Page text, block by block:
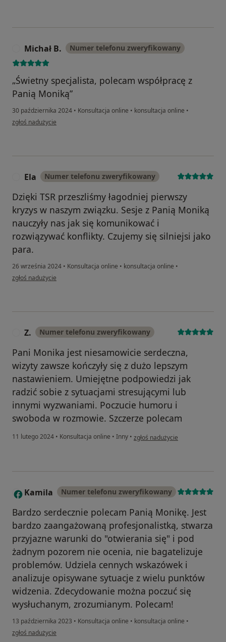
Michał B. Numer telefonu zweryfikowany
„Świetny specjalista, polecam współpracę z
Panią Moniką”
30 października 2024 • Konsultacja online • konsultacja online •
w opinii użytkownika Michał B.
zgłoś nadużycie
Ela Numer telefonu zweryfikowany
Dzięki TSR przeszliśmy łagodniej pierwszy
kryzys w naszym związku. Sesje z Panią Moniką
nauczyły nas jak się komunikować i
rozwiązywać konflikty. Czujemy się silniejsi jako
para.
26 września 2024 • Konsultacja online • konsultacja online •
w opinii użytkownika Ela
zgłoś nadużycie
Z. Numer telefonu zweryfikowany
Pani Monika jest niesamowicie serdeczna,
wizyty zawsze kończyły się z dużo lepszym
nastawieniem. Umiejętne podpowiedzi jak
radzić sobie z sytuacjami stresującymi lub
innymi wyzwaniami. Poczucie humoru i
swoboda w rozmowie. Szczerze polecam
11 lutego 2024 • Konsultacja online • Inny • w opinii użytkownika Z.
zgłoś nadużycie
K Kamila Numer telefonu zweryfikowany
Bardzo serdecznie polecam Panią Monikę. Jest
bardzo zaangażowaną profesjonalistką, stwarza
przyjazne warunki do "otwierania się" i pod
żadnym pozorem nie ocenia, nie bagatelizuje
problemów. Udziela cennych wskazówek i
analizuje opisywane sytuacje z wielu punktów
widzenia. Zdecydowanie można poczuć się
wysłuchanym, zrozumianym. Polecam!
13 października 2023 • Konsultacja online • konsultacja online •
w opinii użytkownika Kamila
zgłoś nadużycie